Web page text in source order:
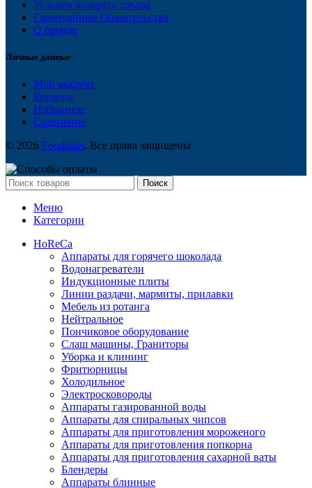
Условия возврата товара
Гарантийные Обязательства
О бренде
Личные данные
Мой аккаунт
Корзина
Избранное
Сравнение
© 2026 Foodatlas. Все права защищены
Поиск
Меню
Категории
HoReCa
Аппараты для горячего шоколада
Водонагреватели
Индукционные плиты
Линии раздачи, мармиты, прилавки
Мебель из ротанга
Нейтральное
Пончиковое оборудование
Слаш машины, Граниторы
Уборка и клининг
Фритюрницы
Холодильное
Электросковороды
Аппараты газированной воды
Аппараты для спиральных чипсов
Аппараты для приготовления мороженого
Аппараты для приготовления попкорна
Аппараты для приготовления сахарной ваты
Блендеры
Аппараты блинные